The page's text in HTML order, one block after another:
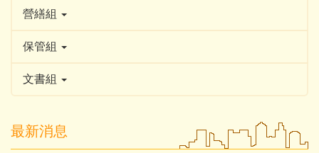
營繕組
保管組
文書組
最新消息